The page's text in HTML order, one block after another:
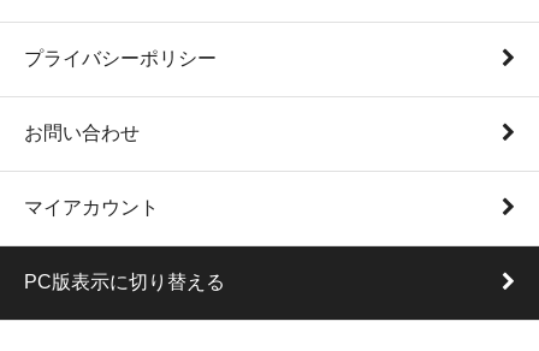
プライバシーポリシー
お問い合わせ
マイアカウント
PC版表示に切り替える